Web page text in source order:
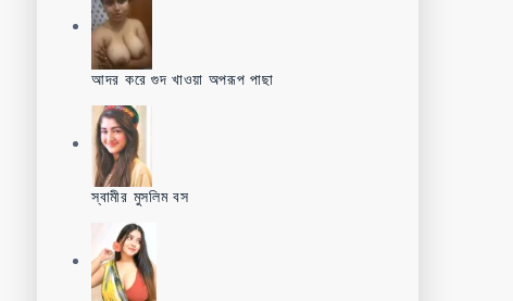
আদর করে গুদ খাওয়া অপরূপ পাছা
স্বামীর মুসলিম বস